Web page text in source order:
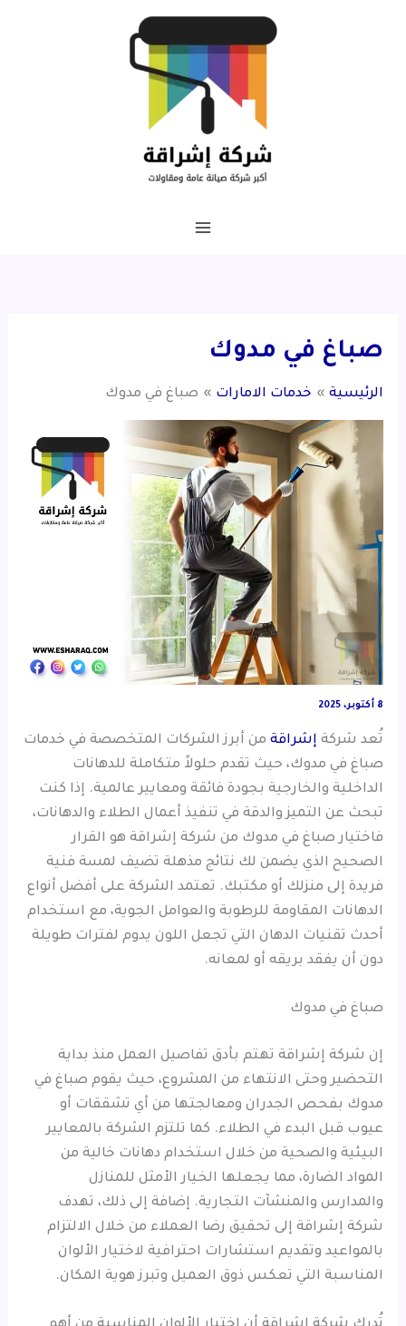
صباغ في مدوك
الرئيسية خدمات الامارات صباغ في مدوك
8 أكتوبر، 2025
تُعد شركة إشراقة من أبرز الشركات المتخصصة في خدمات
صباغ في مدوك، حيث تقدم حلولاً متكاملة للدهانات
الداخلية والخارجية بجودة فائقة ومعايير عالمية. إذا كنت
تبحث عن التميز والدقة في تنفيذ أعمال الطلاء والدهانات،
فاختيار صباغ في مدوك من شركة إشراقة هو القرار
الصحيح الذي يضمن لك نتائج مذهلة تضيف لمسة فنية
فريدة إلى منزلك أو مكتبك. تعتمد الشركة على أفضل أنواع
الدهانات المقاومة للرطوبة والعوامل الجوية، مع استخدام
أحدث تقنيات الدهان التي تجعل اللون يدوم لفترات طويلة
دون أن يفقد بريقه أو لمعانه.
صباغ في مدوك
إن شركة إشراقة تهتم بأدق تفاصيل العمل منذ بداية
التحضير وحتى الانتهاء من المشروع، حيث يقوم صباغ في
مدوك بفحص الجدران ومعالجتها من أي تشققات أو
عيوب قبل البدء في الطلاء. كما تلتزم الشركة بالمعايير
البيئية والصحية من خلال استخدام دهانات خالية من
المواد الضارة، مما يجعلها الخيار الأمثل للمنازل
والمدارس والمنشآت التجارية. إضافة إلى ذلك، تهدف
شركة إشراقة إلى تحقيق رضا العملاء من خلال الالتزام
بالمواعيد وتقديم استشارات احترافية لاختيار الألوان
المناسبة التي تعكس ذوق العميل وتبرز هوية المكان.